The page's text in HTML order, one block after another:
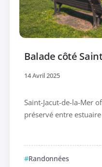
Balade côté
14 Avril 2025
Saint-Jacut-de-la-Mer
préservé entre
Randonnées